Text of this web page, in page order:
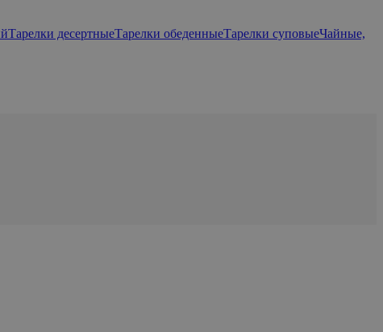
Тарелки десертныеТарелки обеденныеТарелки суповыеЧайные,